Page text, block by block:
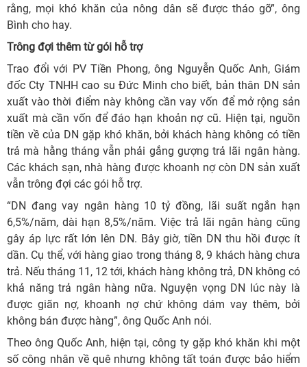
rằng, mọi khó khăn của nông dân sẽ được tháo gỡ”, ông
Bình cho hay.
Trông đợi thêm từ gói hỗ trợ
Trao đổi với PV Tiền Phong, ông Nguyễn Quốc Anh, Giám
đốc Cty TNHH cao su Đức Minh cho biết, bản thân DN sản
xuất vào thời điểm này không cần vay vốn để mở rộng sản
xuất mà cần vốn để đáo hạn khoản nợ cũ. Hiện tại, nguồn
tiền về của DN gặp khó khăn, bởi khách hàng không có tiền
trả mà hằng tháng vẫn phải gắng gượng trả lãi ngân hàng.
Các khách sạn, nhà hàng được khoanh nợ còn DN sản xuất
vẫn trông đợi các gói hỗ trợ.
“DN đang vay ngân hàng 10 tỷ đồng, lãi suất ngắn hạn
6,5%/năm, dài hạn 8,5%/năm. Việc trả lãi ngân hàng cũng
gây áp lực rất lớn lên DN. Bây giờ, tiền DN thu hồi được ít
dần. Cụ thể, với hàng giao trong tháng 8, 9 khách hàng chưa
trả. Nếu tháng 11, 12 tới, khách hàng không trả, DN không có
khả năng trả ngân hàng nữa. Nguyện vọng DN lúc này là
được giãn nợ, khoanh nợ chứ không dám vay thêm, bởi
không bán được hàng”, ông Quốc Anh nói.
Theo ông Quốc Anh, hiện tại, công ty gặp khó khăn khi một
số công nhân về quê nhưng không tất toán được bảo hiểm